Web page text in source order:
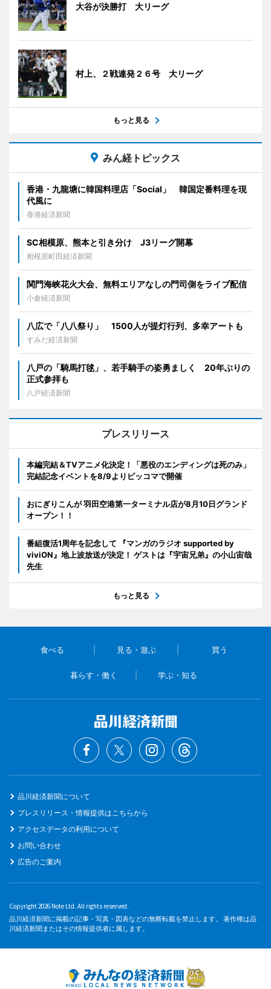
大谷が決勝打 大リーグ
村上、２戦連発２６号 大リーグ
もっと見る
みん経トピックス
香港・九龍塘に韓国料理店「Social」 韓国定番料理を現
代風に
香港経済新聞
SC相模原、熊本と引き分け J3リーグ開幕
相模原町田経済新聞
関門海峡花火大会、無料エリアなしの門司側をライブ配信
小倉経済新聞
八広で「八八祭り」 1500人が提灯行列、多幸アートも
すみだ経済新聞
八戸の「騎馬打毬」、若手騎手の姿勇ましく 20年ぶりの
正式参拝も
八戸経済新聞
プレスリリース
本編完結＆TVアニメ化決定！「悪役のエンディングは死のみ」
完結記念イベントを8/9よりピッコマで開催
おにぎりこんが 羽田空港第一ターミナル店が8月10日グランド
オープン！！
番組復活1周年を記念して 『マンガのラジオ supported by
viviON』地上波放送が決定！ ゲストは『宇宙兄弟』の小山宙哉
先生
もっと見る
食べる 見る・遊ぶ 買う
暮らす・働く 学ぶ・知る
品川経済新聞について
プレスリリース・情報提供はこちらから
アクセスデータの利用について
お問い合わせ
広告のご案内
Copyright 2026 Note Ltd. All rights reserved.
品川経済新聞に掲載の記事・写真・図表などの無断転載を禁止します。 著作権は品
川経済新聞またはその情報提供者に属します。